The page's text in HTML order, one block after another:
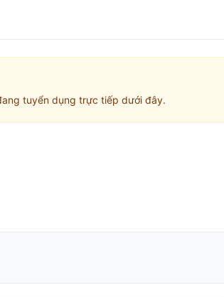
tuyển dụng trực tiếp dưới đây.